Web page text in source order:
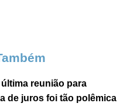
última reunião para
de juros foi tão polêmica